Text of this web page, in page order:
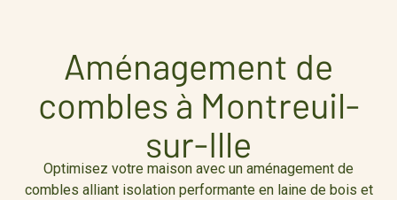
Aménagement de
combles à Montreuil-
sur-Ille
Optimisez votre maison avec un aménagement de
combles alliant isolation performante en laine de bois et